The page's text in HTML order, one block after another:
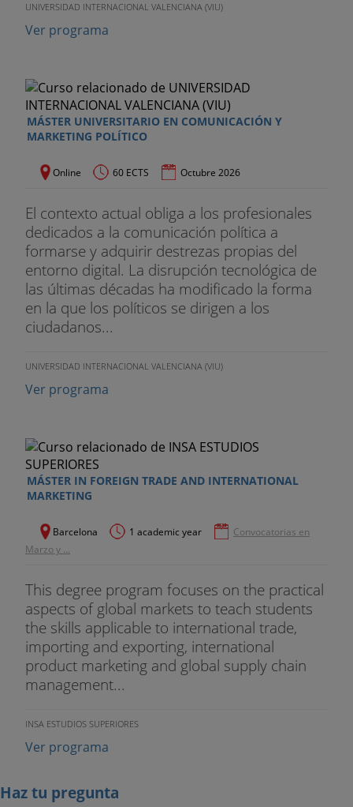
· CUARTO CURSO
Gestión del Cliente y Community Management:
SalesForce
UNIVERSIDAD INTERNACIONAL VALENCIANA (VIU)
Ver programa
MÁSTER UNIVERSITARIO EN COMUNICACIÓN Y
MARKETING POLÍTICO
Online 60 ECTS Octubre 2026
El contexto actual obliga a los profesionales
dedicados a la comunicación política a
formarse y adquirir destrezas propias del
entorno digital. La disrupción tecnológica de
las últimas décadas ha modificado la forma
en la que los políticos se dirigen a los
ciudadanos...
UNIVERSIDAD INTERNACIONAL VALENCIANA (VIU)
Ver programa
MÁSTER IN FOREIGN TRADE AND INTERNATIONAL
MARKETING
Barcelona 1 academic year
Convocatorias en
Marzo y ...
This degree program focuses on the practical
aspects of global markets to teach students
the skills applicable to international trade,
importing and exporting, international
product marketing and global supply chain
management...
INSA ESTUDIOS SUPERIORES
Ver programa
Haz tu pregunta